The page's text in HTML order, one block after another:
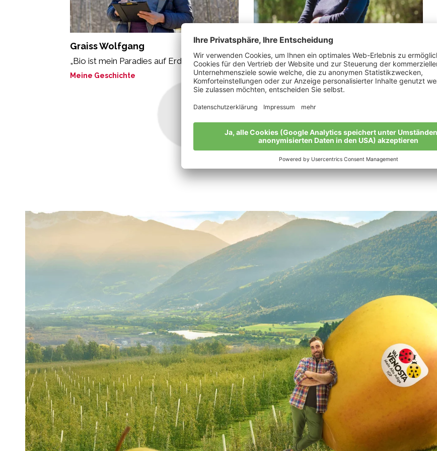
Graiss Wolfgang
„Bio ist mein Paradies auf Erden.“
Meine Geschichte
Klammsteiner Petra
„Was man langsam beobachten kann, kann
man auch verstehen lernen.“
Meine Geschichte
Alle Bio-Bauern im Überblick